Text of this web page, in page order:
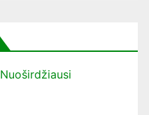
Nuoširdžiausi